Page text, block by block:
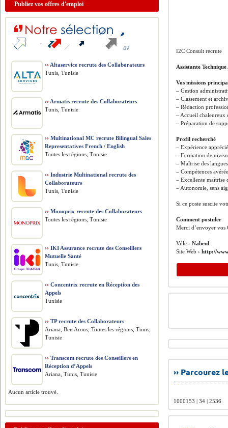
I2C Consult recrute
Assistante
Vos missions
– Gestion
– Classement et
– Rédaction
– Accueil chaleureux
– Préparation de
Profil recherché
– Expérience
– Formation de
– Maîtrise des
– Compétences
– Excellente maîtrise
– Autonomie, sens
Si ce poste suscite
Comment postuler
Merci d’envoyer
Ville ›Nabeul
Site Web ›http://
››
1000153 | 34 | 2536
Publiez vos offres d'emploi
›› Altaservice recrute des Collaborateurs
Tunis, Tunisie
›› Armatis recrute des Collaborateurs
Tunis, Tunisie
›› Multinational MC recrute Bilingual Sales
Representatives French / English
Toutes les régions, Tunisie
›› Industrie Multinational recrute des
Collaborateurs
Tunis, Tunisie
›› Monoprix recrute des Collaborateurs
Toutes les régions, Tunisie
›› IKI Assurance recrute des Conseillers
Mutuelle Santé
Tunis, Tunisie
›› Concentrix recrute en Réception des
Appels
Tunisie
›› TP recrute des Collaborateurs
Ariana, Ben Arous, Toutes les régions, Tunis,
Tunisie
›› Transcom recrute des Conseillers en
Réception d’Appels
Ariana, Tunis, Tunisie
Aucun article trouvé.